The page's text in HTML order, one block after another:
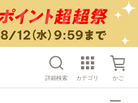
詳細検索 カテゴリ かご